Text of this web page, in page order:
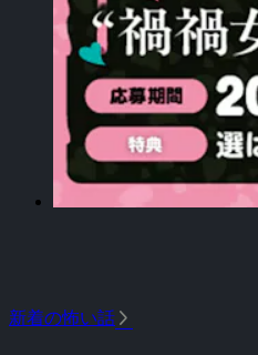
新着の怖い話 arrow_forward_ios